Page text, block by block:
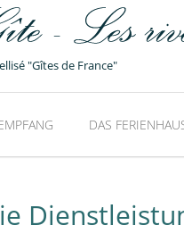
"Gîtes de France"
DAS